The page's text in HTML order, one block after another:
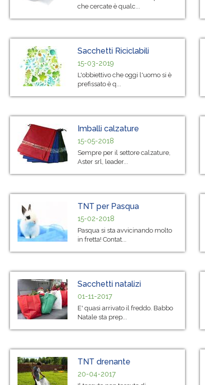
che cercate è qualc...
Sacchetti Riciclabili
15-03-2019
L'obbiettivo che oggi l'uomo si è
prefissato è q...
Imballi calzature
15-05-2018
Sempre per il settore calzature,
Aster srl, leader...
TNT per Pasqua
15-02-2018
Pasqua si sta avvicinando molto
in fretta! Contat...
Sacchetti natalizi
01-11-2017
E' quasi arrivato il freddo. Babbo
Natale sta prep...
TNT drenante
20-04-2017